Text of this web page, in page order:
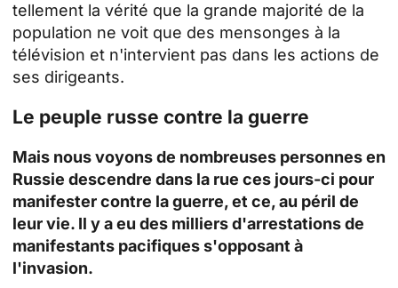
tellement la vérité que la grande majorité de la
population ne voit que des mensonges à la
télévision et n'intervient pas dans les actions de
ses dirigeants.
Le peuple russe contre la guerre
Mais nous voyons de nombreuses personnes en
Russie descendre dans la rue ces jours-ci pour
manifester contre la guerre, et ce, au péril de
leur vie. Il y a eu des milliers d'arrestations de
manifestants pacifiques s'opposant à
l'invasion.